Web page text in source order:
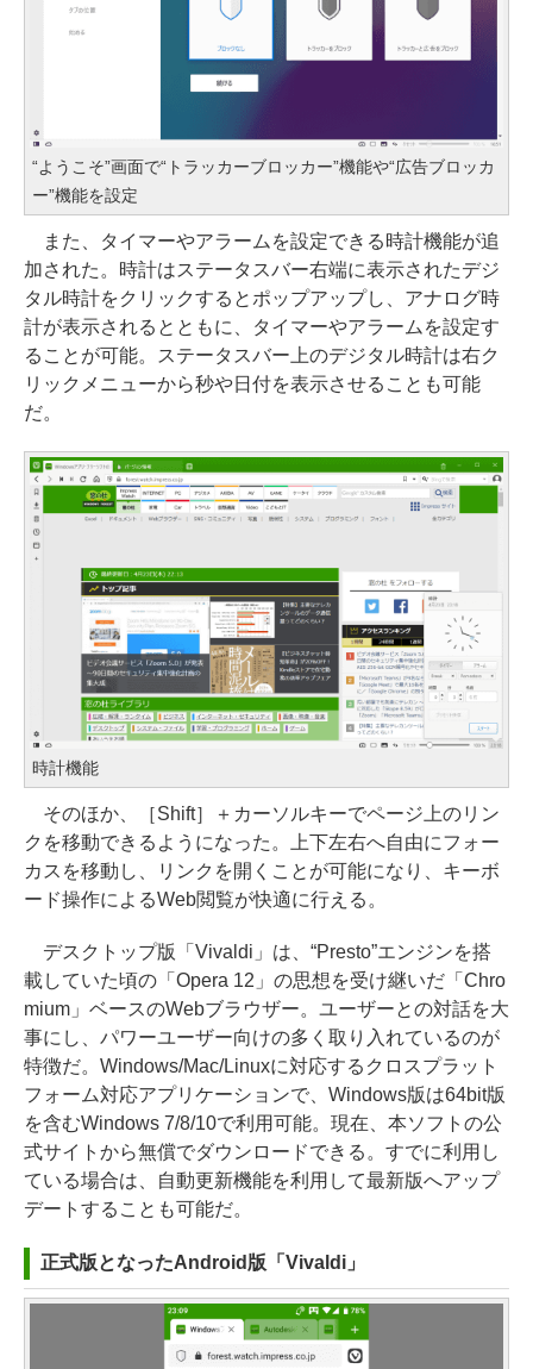
“ようこそ”画面で“トラッカーブロッカー”機能や“広告ブロッカ
ー”機能を設定
また、タイマーやアラームを設定できる時計機能が追
加された。時計はステータスバー右端に表示されたデジ
タル時計をクリックするとポップアップし、アナログ時
計が表示されるとともに、タイマーやアラームを設定す
ることが可能。ステータスバー上のデジタル時計は右ク
リックメニューから秒や日付を表示させることも可能
だ。
時計機能
そのほか、［Shift］＋カーソルキーでページ上のリン
クを移動できるようになった。上下左右へ自由にフォー
カスを移動し、リンクを開くことが可能になり、キーボ
ード操作によるWeb閲覧が快適に行える。
デスクトップ版「Vivaldi」は、“Presto”エンジンを搭
載していた頃の「Opera 12」の思想を受け継いだ「Chro
mium」ベースのWebブラウザー。ユーザーとの対話を大
事にし、パワーユーザー向けの多く取り入れているのが
特徴だ。Windows/Mac/Linuxに対応するクロスプラット
フォーム対応アプリケーションで、Windows版は64bit版
を含むWindows 7/8/10で利用可能。現在、本ソフトの公
式サイトから無償でダウンロードできる。すでに利用し
ている場合は、自動更新機能を利用して最新版へアップ
デートすることも可能だ。
正式版となったAndroid版「Vivaldi」